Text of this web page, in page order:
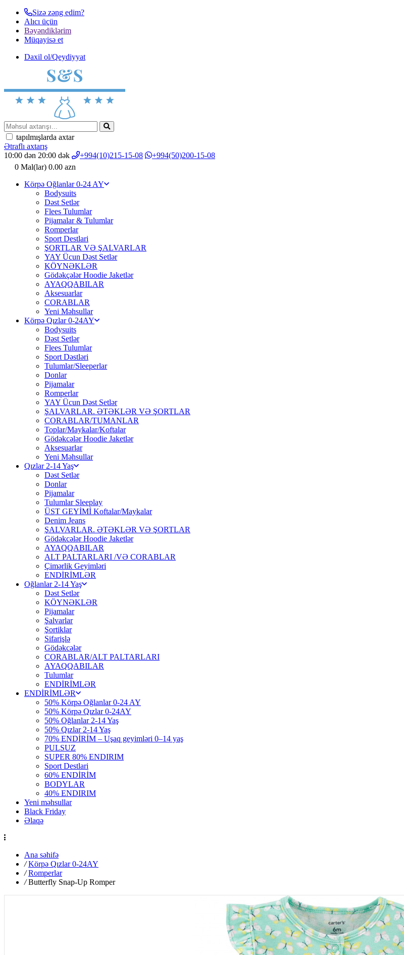
Sizə zəng edim?
Alıcı üçün
Bəyəndiklərim
Müqayisә et
Daxil ol/Qeydiyyat
tapılmışlarda axtar
Ətraflı axtarış
10:00 dən 20:00 dək
+994(10)215-15-08
+994(50)200-15-08
0 Mal(lar) 0.00 azn
Körpə Oğlanlar 0-24 AY
Bodysuits
Dəst Setlər
Flees Tulumlar
Pijamalar & Tulumlar
Romperlar
Sport Destlari
ŞORTLAR VƏ ŞALVARLAR
YAY Ücun Dəst Setlər
KÖYNƏKLƏR
Gödəkçələr Hoodie Jaketlər
AYAQQABILAR
Aksesuarlar
CORABLAR
Yeni Məhsullar
Körpə Qızlar 0-24AY
Bodysuits
Dəst Setlər
Flees Tulumlar
Sport Dəstləri
Tulumlar/Sleeperlar
Donlar
Pijamalar
Romperlar
YAY Ücun Dəst Setlər
ŞALVARLAR. ƏTƏKLƏR VƏ ŞORTLAR
CORABLAR/TUMANLAR
Toplar/Maykalar/Koftalar
Gödəkcələr Hoodie Jaketlər
Aksesuarlar
Yeni Məhsullar
Qızlar 2-14 Yaş
Dəst Setlər
Donlar
Pijamalar
Tulumlar Sleeplay
ÜST GEYİMİ Koftalar/Maykalar
Denim Jeans
ŞALVARLAR. ƏTƏKLƏR VƏ ŞORTLAR
Gödəkcələr Hoodie Jaketlər
AYAQQABILAR
ALT PALTARLARI /VƏ CORABLAR
Çimərlik Geyimləri
ENDİRİMLƏR
Oğlanlar 2-14 Yaş
Dəst Setlər
KÖYNƏKLƏR
Pijamalar
Şalvarlar
Şortiklar
Sifarişlə
Gödəkcələr
CORABLAR/ALT PALTARLARI
AYAQQABILAR
Tulumlar
ENDİRİMLƏR
ENDİRİMLƏR
50% Körpə Oğlanlar 0-24 AY
50% Körpə Qızlar 0-24AY
50% Oğlanlar 2-14 Yaş
50% Qızlar 2-14 Yaş
70% ENDİRİM – Uşaq geyimləri 0–14 yaş
PULSUZ
SUPER 80% ENDIRIM
Sport Destlari
60% ENDİRİM
BODYLAR
40% ENDIRIM
Yeni məhsullar
Black Friday
Əlaqə
Ana səhifə
/ Körpə Qızlar 0-24AY
/ Romperlar
/ Butterfly Snap-Up Romper